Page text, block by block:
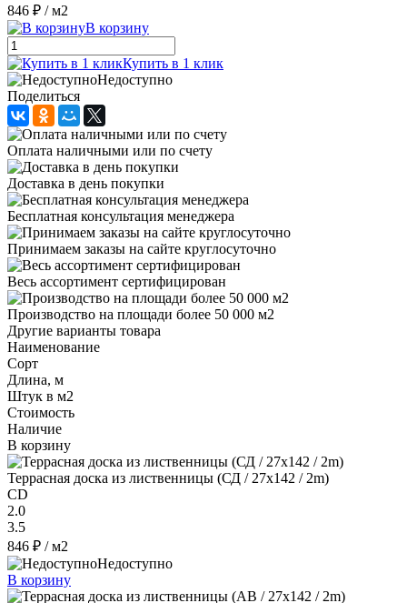
846 ₽ / м2
В корзину
Купить в 1 клик
Недоступно
Поделиться
Оплата наличными или по счету
Доставка в день покупки
Бесплатная консультация менеджера
Принимаем заказы на сайте круглосуточно
Весь ассортимент сертифицирован
Производство на площади более 50 000 м2
Другие варианты товара
Наименование
Сорт
Длина, м
Штук в м2
Стоимость
Наличие
В корзину
Террасная доска из лиственницы (СД / 27x142 / 2m)
CD
2.0
3.5
846 ₽ / м2
Недоступно
В корзину